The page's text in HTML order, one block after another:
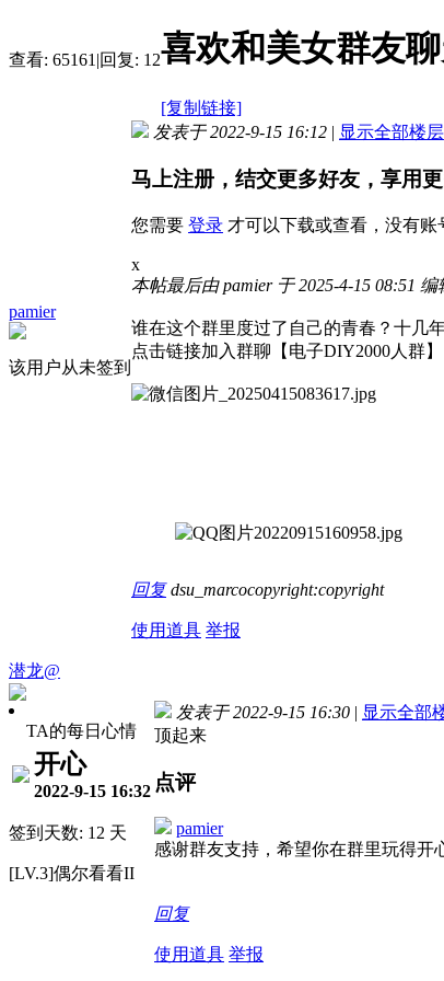
查看: 65161 |回复: 12喜欢和美女群友
[复制链接]
pamier
该用户从未签到
发表于 2022-9-15 16:12 | 显示全部楼层
马上注册，结交更多好友，享用
您需要 登录 才可以下载或查看，没有账
x
本帖最后由 pamier 于 2025-4-15 08:51 编
谁在这个群里度过了自己的青春？十几
点击链接加入群聊【电子DIY2000人群】
回复 dsu_marcocopyright:copyright
使用道具 举报
潜龙@
TA的每日心情
开心
2022-9-15 16:32
签到天数: 12 天
[LV.3]偶尔看看II
发表于 2022-9-15 16:30 | 显示全部
顶起来
点评
pamier
感谢群友支持，希望你在群里玩得开
回复
使用道具 举报